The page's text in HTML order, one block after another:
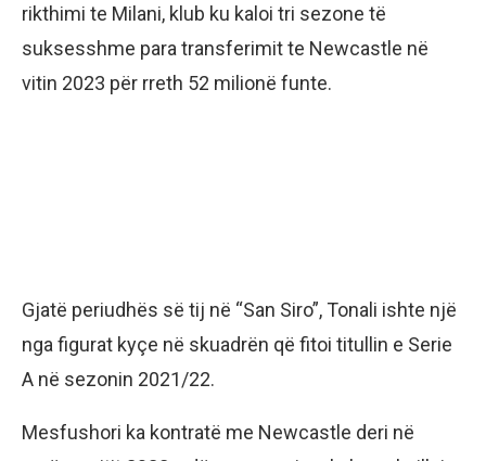
rikthimi te Milani, klub ku kaloi tri sezone të
suksesshme para transferimit te Newcastle në
vitin 2023 për rreth 52 milionë funte.
Gjatë periudhës së tij në “San Siro”, Tonali ishte një
nga figurat kyçe në skuadrën që fitoi titullin e Serie
A në sezonin 2021/22.
Mesfushori ka kontratë me Newcastle deri në